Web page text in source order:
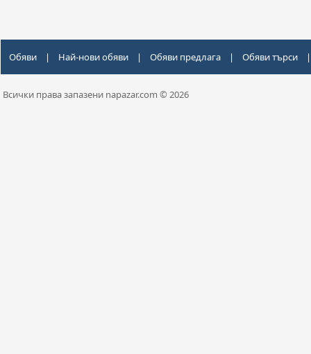
Обяви | Най-нови обяви | Обяви предлага | Обяви търси |
Всички права запазени napazar.com © 2026